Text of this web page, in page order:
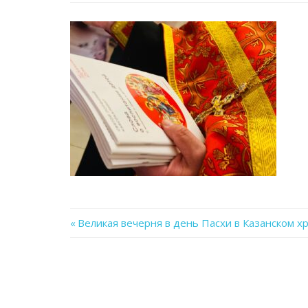
Previous
Великая вечерня в день Пасхи в Казанском